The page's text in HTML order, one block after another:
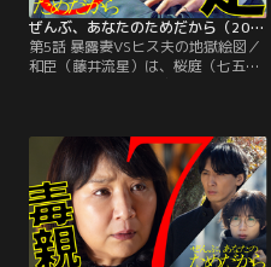
ぜんぶ、あなたのためだから（2026/02/07放送分）第05話
第5話 暴露妻VSヒス夫の地獄絵図／
和臣（藤井流星）は、桜庭（七五三
裂してしまう。その発端となったの
は、和臣の妻・沙也香（井桁弘恵）
の乱れた過去…。桜庭から「あなた
は沙也香さんを許せなかった。過去
を受け入れようともしない」と指摘
された和臣。